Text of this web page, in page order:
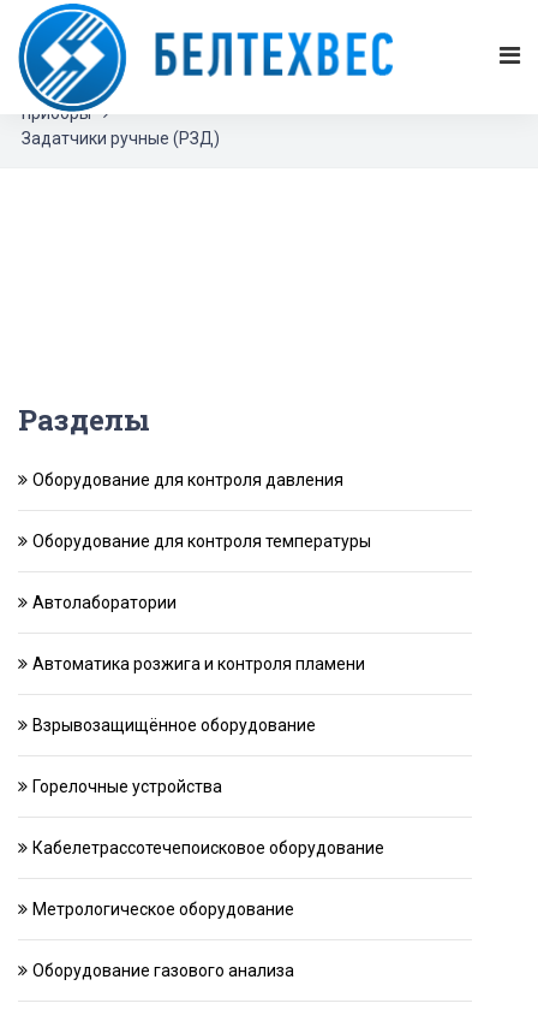
БЕЛТЕХВЕС
Приводы, арматура с приводами, регуляторы и
сопутствующие приборы
Механизмы исполнительные МЭО, МЭОФ и сопутствующие
приборы
Задатчики ручные (РЗД)
Разделы
Оборудование для контроля давления
Оборудование для контроля температуры
Автолаборатории
Автоматика розжига и контроля пламени
Взрывозащищённое оборудование
Горелочные устройства
Кабелетрассотечепоисковое оборудование
Метрологическое оборудование
Оборудование газового анализа